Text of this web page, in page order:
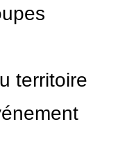
territoire